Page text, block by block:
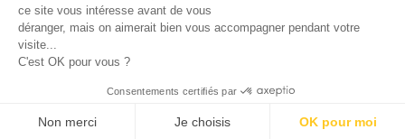
ce site vous intéresse avant de vous
déranger, mais on aimerait bien vous accompagner pendant votre
visite...
C'est OK pour vous ?
Consentements certifiés par
Non merci Je choisis OK pour moi
PREGUNTAS FRECUENTES
Mentions légales